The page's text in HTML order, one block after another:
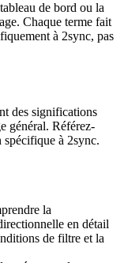
de bord ou la
Chaque terme fait
à 2sync, pas
des significations
général. Référez-
à 2sync.
la
en détail
de filtre et la